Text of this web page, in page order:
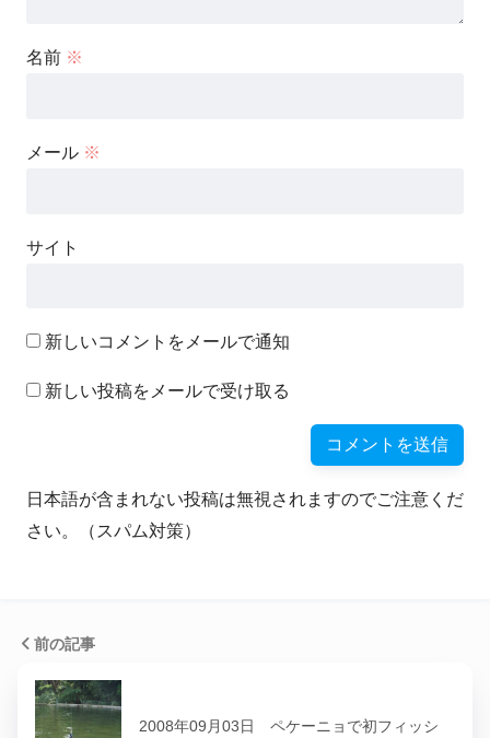
名前 ※
メール ※
サイト
新しいコメントをメールで通知
新しい投稿をメールで受け取る
日本語が含まれない投稿は無視されますのでご注意くだ
さい。（スパム対策）
前の記事
2008年09月03日 ペケーニョで初フィッシ